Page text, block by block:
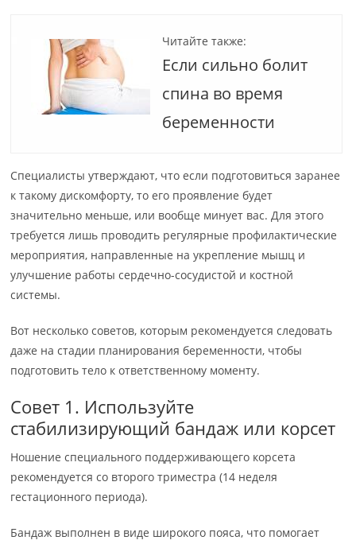
Читайте также:
Если сильно болит
спина во время
беременности
Специалисты утверждают, что если подготовиться заранее
к такому дискомфорту, то его проявление будет
значительно меньше, или вообще минует вас. Для этого
требуется лишь проводить регулярные профилактические
мероприятия, направленные на укрепление мышц и
улучшение работы сердечно-сосудистой и костной
системы.
Вот несколько советов, которым рекомендуется следовать
даже на стадии планирования беременности, чтобы
подготовить тело к ответственному моменту.
Совет 1. Используйте
стабилизирующий бандаж или корсет
Ношение специального поддерживающего корсета
рекомендуется со второго триместра (14 неделя
гестационного периода).
Бандаж выполнен в виде широкого пояса, что помогает